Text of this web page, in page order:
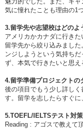
気に憧れたことも理由の1つ
3.留学先や志望校はどのよ
アメリカかカナダに行き
留学先から絞り込みまし
ンジしようという気持ち
ず、本気で行きたいと思え
4.留学準備プロジェクトの
後の項目でもう少し詳し
す。留学を志したらすぐに
5.TOEFL/IELTSテスト対
Reading : アゴスで教えて